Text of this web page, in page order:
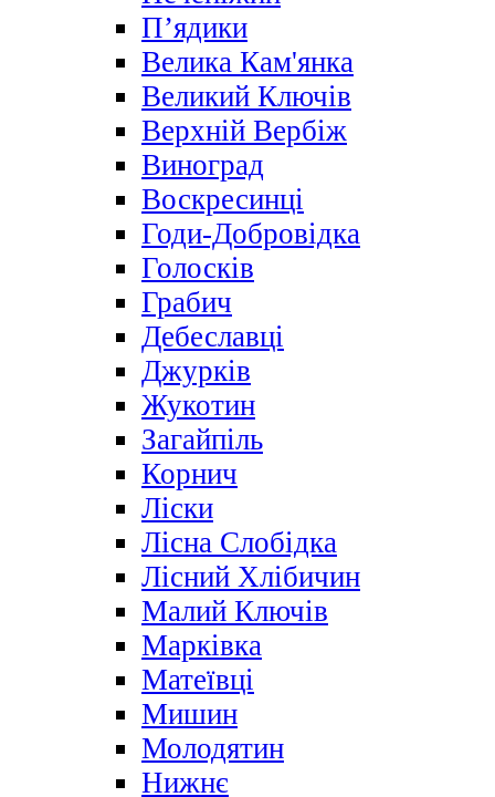
П’ядики
Велика Кам'янка
Великий Ключів
Верхній Вербіж
Виноград
Воскресинці
Годи-Добровідка
Голосків
Грабич
Дебеславці
Джурків
Жукотин
Загайпіль
Корнич
Ліски
Лісна Слобідка
Лісний Хлібичин
Малий Ключів
Марківка
Матеївці
Мишин
Молодятин
Нижнє